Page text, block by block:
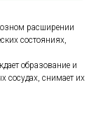
расширении
состояниях,
образование и
сосудах, снимает их